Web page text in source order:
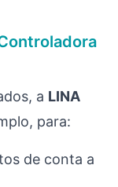
a LINA
para:
de conta a